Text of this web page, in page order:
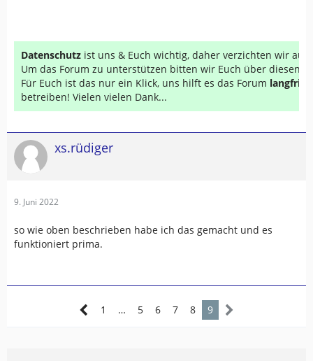
Datenschutz ist uns & Euch wichtig, daher verzichten wir auf
Um das Forum zu unterstützen bitten wir Euch über diesen
Für Euch ist das nur ein Klick, uns hilft es das Forum
betreiben! Vielen vielen Dank...
xs.rüdiger
9. Juni 2022
so wie oben beschrieben habe ich das gemacht und es
funktioniert prima.
1 … 5 6 7 8 9